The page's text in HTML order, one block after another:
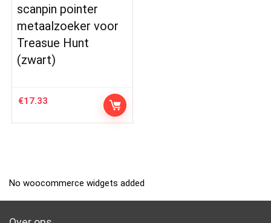
scanpin pointer
metaalzoeker voor
Treasue Hunt
(zwart)
€17.33
No woocommerce widgets added